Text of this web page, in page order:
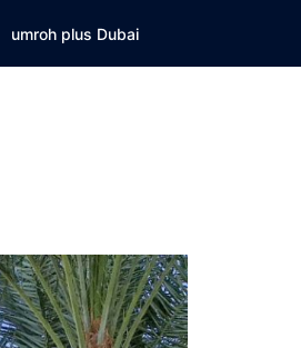
umroh plus Dubai